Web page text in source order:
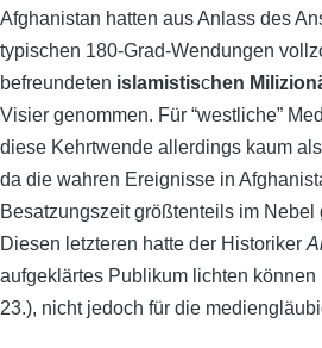
Afghanistan hatten aus Anlass des
typischen 180-Grad-Wendungen
befreundeten islamistischen
Visier genommen. Für “westliche”
diese Kehrtwende allerdings kaum
da die wahren Ereignisse in
Besatzungszeit größtenteils im
Diesen letzteren hatte der Historiker
aufgeklärtes Publikum lichten können
23.), nicht jedoch für die